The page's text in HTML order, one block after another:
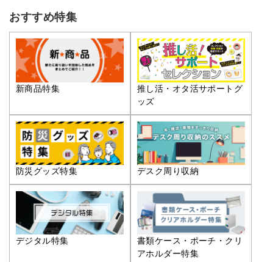
おすすめ特集
新商品特集
推し活・オタ活サポートグ
ッズ
防災グッズ特集 デスク周り収納
デジタル特集
書類ケース・ポーチ・クリ
アホルダー特集